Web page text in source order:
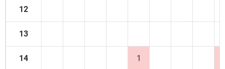
12
13
14 1